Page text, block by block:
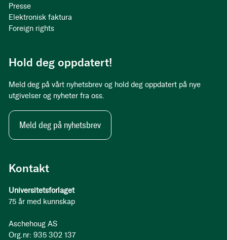
Kontakt
Universitetsforlaget
75 år med kunnskap
Aschehoug AS
Org.nr: 935 302 137
Presse
Elektronisk faktura
Foreign rights
Hold deg oppdatert!
Meld deg på vårt nyhetsbrev og hold deg oppdatert på nye
utgivelser og nyheter fra oss.
Meld deg på nyhetsbrev